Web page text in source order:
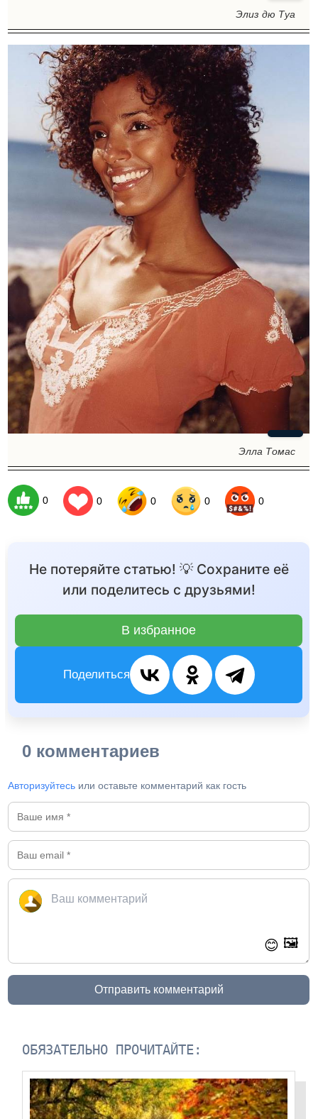
Элиз дю Туа
Элла Томас
0 0 0 0 0
Не потеряйте статью! 💡 Сохраните её
или поделитесь с друзьями!
В избранное
Поделиться
0 комментариев
Авторизуйтесь или оставьте комментарий как гость
😊 🖼️
Отправить комментарий
ОБЯЗАТЕЛЬНО ПРОЧИТАЙТЕ: